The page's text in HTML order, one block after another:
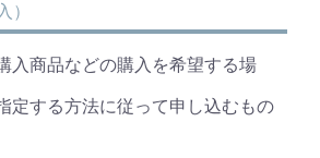
）
入商品などの購入を希望する場
定する方法に従って申し込むもの